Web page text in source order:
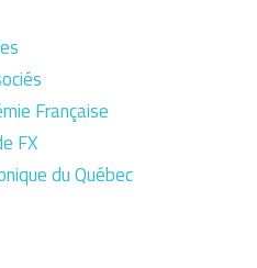
Française
FX
du Québec